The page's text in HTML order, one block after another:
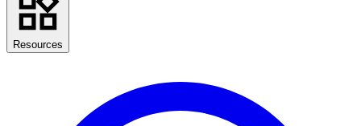
Resources